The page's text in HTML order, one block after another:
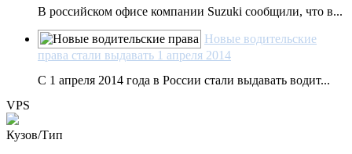
В российском офисе компании Suzuki сообщили, что в...
Новые водительские
права стали выдавать 1 апреля 2014
С 1 апреля 2014 года в России стали выдавать водит...
VPS
Кузов/Тип